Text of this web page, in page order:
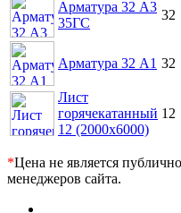
Арматура 32 А3
35ГС
32
Арматура 32 А1 32
Лист
горячекатанный
12 (2000х6000)
12
*Цена не является
менеджеров сайта.